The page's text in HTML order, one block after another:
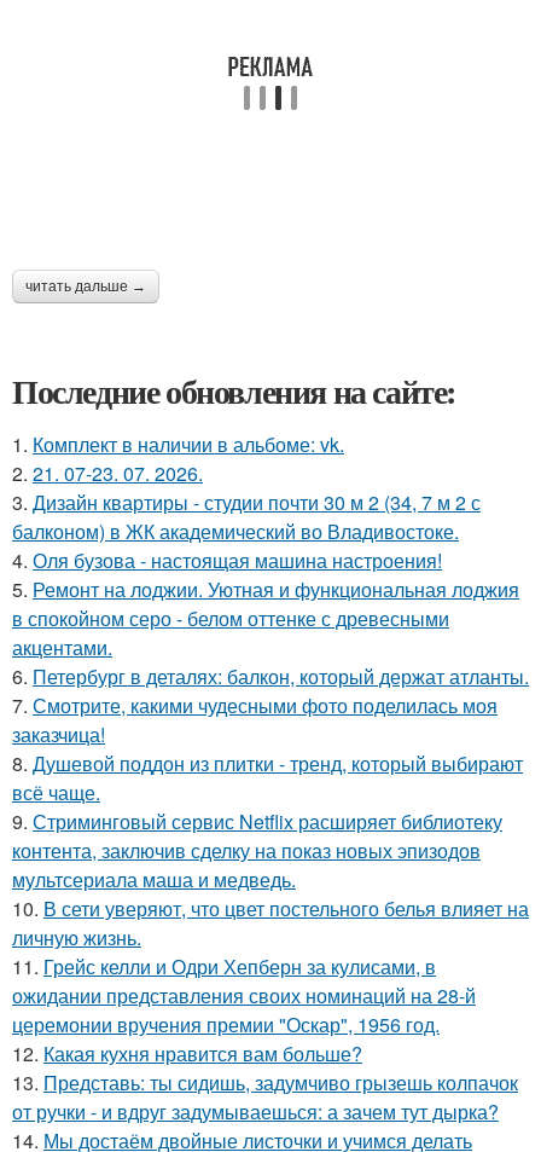
читать дальше →
Последние обновления на сайте:
1. Комплект в наличии в альбоме: vk.
2. 21. 07-23. 07. 2026.
3. Дизайн квартиры - студии почти 30 м 2 (34, 7 м 2 с
балконом) в ЖК академический во Владивостоке.
4. Оля бузова - настоящая машина настроения!
5. Ремонт на лоджии. Уютная и функциональная лоджия
в спокойном серо - белом оттенке с древесными
акцентами.
6. Петербург в деталях: балкон, который держат атланты.
7. Смотрите, какими чудесными фото поделилась моя
заказчица!
8. Душевой поддон из плитки - тренд, который выбирают
всё чаще.
9. Стриминговый сервис Netflix расширяет библиотеку
контента, заключив сделку на показ новых эпизодов
мультсериала маша и медведь.
10. В сети уверяют, что цвет постельного белья влияет на
личную жизнь.
11. Грейс келли и Одри Хепберн за кулисами, в
ожидании представления своих номинаций на 28-й
церемонии вручения премии "Оскар", 1956 год.
12. Какая кухня нравится вам больше?
13. Представь: ты сидишь, задумчиво грызешь колпачок
от ручки - и вдруг задумываешься: а зачем тут дырка?
14. Мы достаём двойные листочки и учимся делать